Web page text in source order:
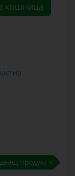
кошница
продукт »